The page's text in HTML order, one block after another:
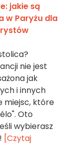
jakie są
w Paryżu dla
nie jest
jak
i innych
miejsc, które
Oto
wybierasz
[Czytaj